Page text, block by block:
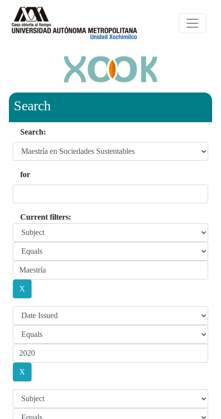
Search
Search:
for
Current filters: